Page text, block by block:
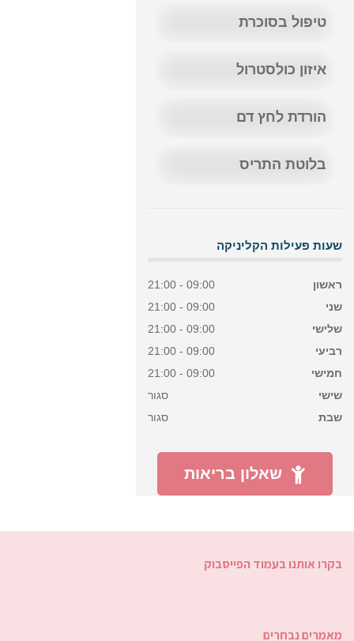
טיפול בסוכרת
איזון כולסטרול
הורדת לחץ דם
בלוטת התריס
שעות פעילות הקליניקה
ראשון
09:00 - 21:00
שני
09:00 - 21:00
שלישי
09:00 - 21:00
רביעי
09:00 - 21:00
חמישי
09:00 - 21:00
שישי
סגור
שבת
סגור
שאלון בריאות
בקרו אותנו בעמוד הפייסבוק
מאמרים נבחרים